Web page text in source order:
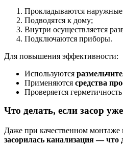
Прокладываются
Подводятся к дому;
Внутри осуществляется
Подключаются приборы.
Для повышения эффективности:
Используются
Применяются средства
Проверяется
Что делать, если засор
Даже при качественном
засорилась канализация — что